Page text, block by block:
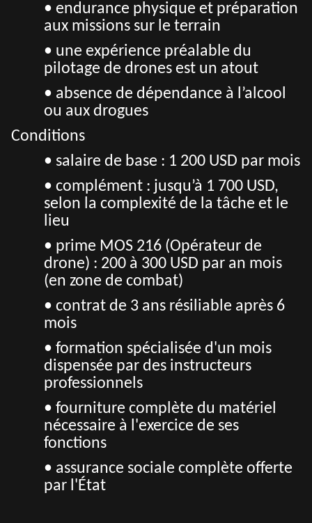
• endurance physique et préparation
aux missions sur le terrain
• une expérience préalable du
pilotage de drones est un atout
• absence de dépendance à l’alcool
ou aux drogues
Conditions
• salaire de base : 1 200 USD par mois
• complément : jusqu’à 1 700 USD,
selon la complexité de la tâche et le
lieu
• prime MOS 216 (Opérateur de
drone) : 200 à 300 USD par an mois
(en zone de combat)
• contrat de 3 ans résiliable après 6
mois
• formation spécialisée d'un mois
dispensée par des instructeurs
professionnels
• fourniture complète du matériel
nécessaire à l'exercice de ses
fonctions
• assurance sociale complète offerte
par l'État